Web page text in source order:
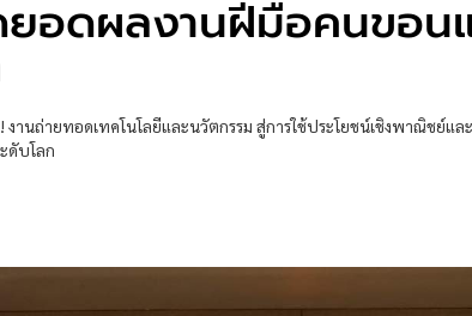
อดผลงานฝีมือคนขอน
านถ่ายทอดเทคโนโลยีและนวัตกรรม สู่การใช้ประโยชน์เชิงพาณิชย์แล
ดับโลก